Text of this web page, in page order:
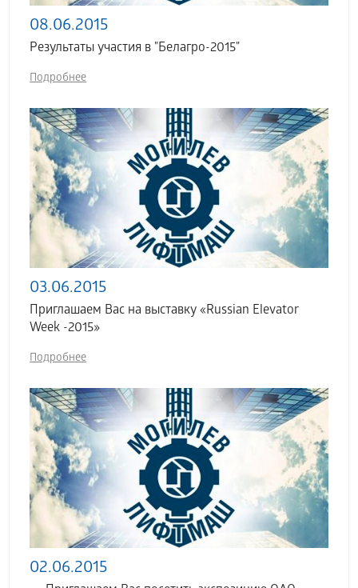
08.06.2015
Результаты участия в "Белагро-2015"
Подробнее
03.06.2015
Приглашаем Вас на выставку «Russian Elevator
Week -2015»
Подробнее
02.06.2015